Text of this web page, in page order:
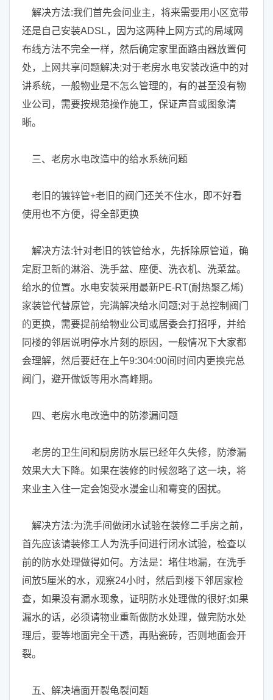
解决方法:我们首先会问业主，将来需要用小区宽带
还是自己安装ADSL，因为这两种上网方式的局域网
布线方法不完全一样，然后确定家里面路由器放置何
处，上网共享问题解决;对于老房水电安装改造中的对
讲系统，一般物业是不怎么管理的，有的甚至没有物
业公司，需要按规范操作施工，保证声音或图象清
晰。
三、老房水电改造中的给水系统问题
老旧的镀锌管+老旧的阀门还关不住水，即不好看
使用也不方便，得全部更换
解决方法:针对老旧的铁管给水，先拆除原管道，确
定厨卫新的淋浴、洗手盆、座便、洗衣机、洗菜盆。
给水的位置。水电安装采用最新PE-RT(耐热聚乙烯)
家装管代替原管，完满解决给水问题;对于总控制阀门
的更换，需要提前给物业公司或居委会打招呼，并给
同楼的邻居说明停水片刻的原因，一般情况下大家都
会理解，然后要赶在上午9:304:00间时间内更换完总
阀门，避开做饭等用水高峰期。
四、老房水电改造中的防渗漏问题
老房的卫生间和厨房防水层已经年久失修，防渗漏
效果大大下降。如果在装修的时候忽略了这一块，将
来业主入住一定会饱受水漫金山和霉变的困扰。
解决方法:为洗手间做闭水试验在装修二手房之前，
首先应该请装修工人为洗手间进行闭水试验，检查以
前的防水处理做得如何。方法是：堵住地漏，在洗手
间放5厘米的水，观察24小时，然后到楼下邻居家检
查，如果没有漏水现象，证明防水处理做的很好;如果
漏水的话，必须请物业重新做防水处理，做完防水处
理后，要等地面完全干透，再贴瓷砖，否则地面会开
裂。
五、解决墙面开裂龟裂问题